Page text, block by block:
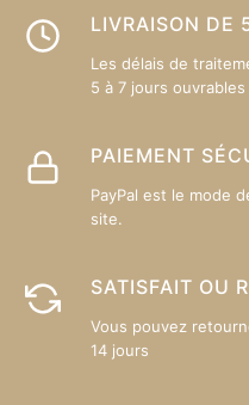
LIVRAISON DE
Les délais de
5 à 7 jours ouvrables
PAIEMENT
PayPal est le mode
site.
SATISFAIT OU
Vous pouvez
14 jours